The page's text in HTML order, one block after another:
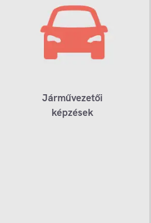
Járművezetői
képzések